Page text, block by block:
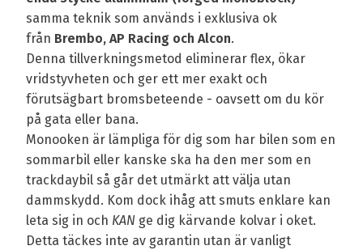
samma teknik som används i exklusiva ok
från Brembo, AP Racing och Alcon.
Denna tillverkningsmetod eliminerar flex, ökar
vridstyvheten och ger ett mer exakt och
förutsägbart bromsbeteende - oavsett om du kör
på gata eller bana.
Monooken är lämpliga för dig som har bilen som en
sommarbil eller kanske ska ha den mer som en
trackdaybil så går det utmärkt att välja utan
dammskydd. Kom dock ihåg att smuts enklare kan
leta sig in och KAN ge dig kärvande kolvar i oket.
Detta täckes inte av garantin utan är vanligt